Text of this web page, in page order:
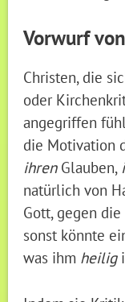
Vorwurf
Christen, die
oder
angegriffen
die Motivation
ihrenGlauben,
natürlich von
Gott, gegen
sonst könnte
was ihm heilig